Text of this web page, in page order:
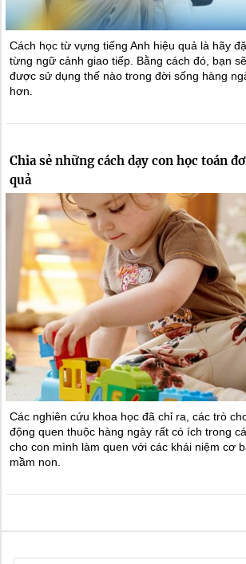
Cách học từ vựng tiếng Anh hiệu quả là hãy
từng ngữ cảnh giao tiếp. Bằng cách đó, bạn
được sử dụng thế nào trong đời sống hàng
hơn.
Chia sẻ những cách dạy con học toán
quả
Các nghiên cứu khoa học đã chỉ ra, các trò
động quen thuộc hàng ngày rất có ích trong
cho con mình làm quen với các khái niệm cơ
mầm non.